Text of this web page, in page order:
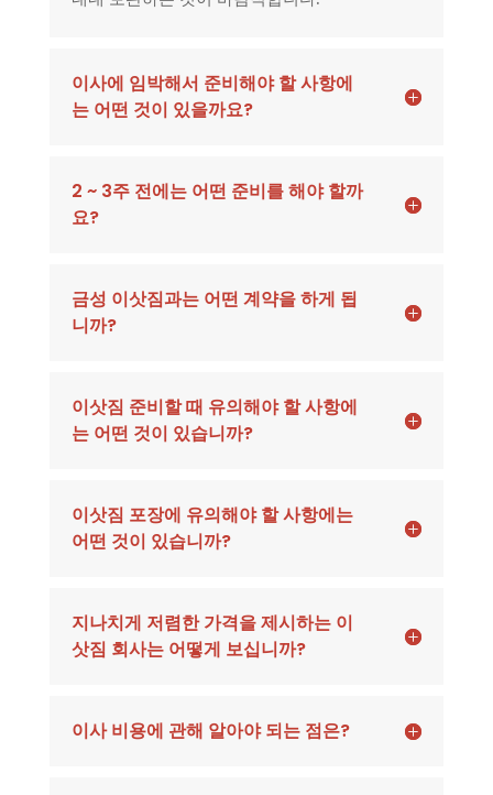
이사에 임박해서 준비해야 할 사항에
는 어떤 것이 있을까요?
2 ~ 3주 전에는 어떤 준비를 해야 할까
요?
금성 이삿짐과는 어떤 계약을 하게 됩
니까?
이삿짐 준비할 때 유의해야 할 사항에
는 어떤 것이 있습니까?
이삿짐 포장에 유의해야 할 사항에는
어떤 것이 있습니까?
지나치게 저렴한 가격을 제시하는 이
삿짐 회사는 어떻게 보십니까?
이사 비용에 관해 알아야 되는 점은?